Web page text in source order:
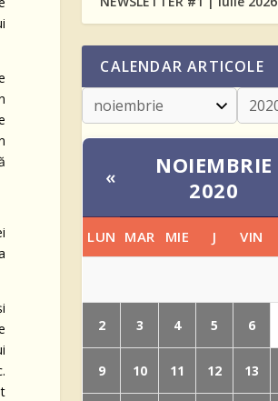
CALENDAR ARTICOLE
«
NOIEMBRIE
2020
LUN MAR MIE J VIN
2 3 4 5 6
9 10 11 12 13